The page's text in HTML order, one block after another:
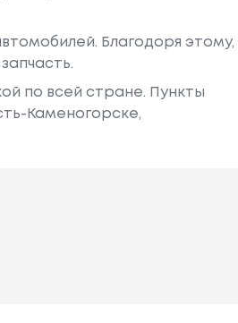
Благодоря этому,
по всей стране. Пункты
Каменогорске,